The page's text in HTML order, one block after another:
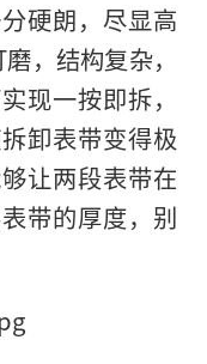
硬朗，尽显高
，结构复杂，
现一按即拆，
卸表带变得极
让两段表带在
带的厚度，别